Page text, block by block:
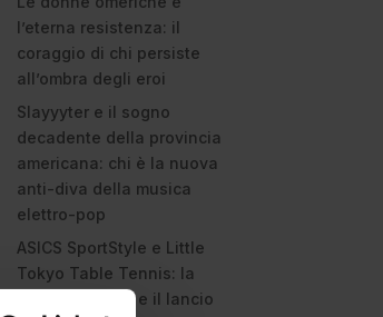
l’eterna resistenza: il
coraggio di chi persiste
all’ombra degli eroi
Slayyyter e il sogno
decadente della provincia
americana: chi è la nuova
anti-diva della musica
elettro-pop
ASICS SportStyle e Little
Tokyo Table Tennis: la
collaborazione e il lancio